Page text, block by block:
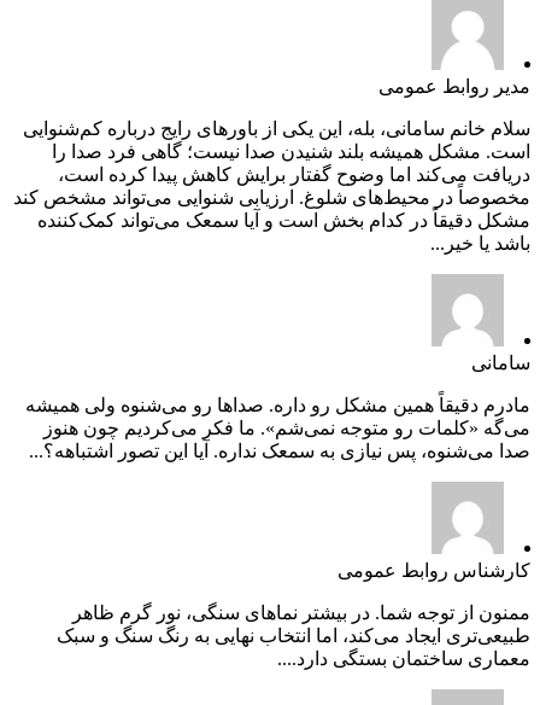
مدیر روابط عمومی
سلام خانم سامانی، بله، این یکی از باورهای رایج درباره کم‌شنوایی
است. مشکل همیشه بلند شنیدن صدا نیست؛ گاهی فرد صدا را
دریافت می‌کند اما وضوح گفتار برایش کاهش پیدا کرده است،
مخصوصاً در محیط‌های شلوغ. ارزیابی شنوایی می‌تواند مشخص کند
مشکل دقیقاً در کدام بخش است و آیا سمعک می‌تواند کمک‌کننده
باشد یا خیر...
سامانی
مادرم دقیقاً همین مشکل رو داره. صداها رو می‌شنوه ولی همیشه
می‌گه «کلمات رو متوجه نمی‌شم». ما فکر می‌کردیم چون هنوز
صدا می‌شنوه، پس نیازی به سمعک نداره. آیا این تصور اشتباهه؟...
کارشناس روابط عمومی
ممنون از توجه شما. در بیشتر نماهای سنگی، نور گرم ظاهر
طبیعی‌تری ایجاد می‌کند، اما انتخاب نهایی به رنگ سنگ و سبک
معماری ساختمان بستگی دارد....